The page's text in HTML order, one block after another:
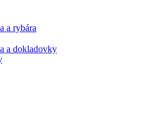
a rybára
a dokladovky